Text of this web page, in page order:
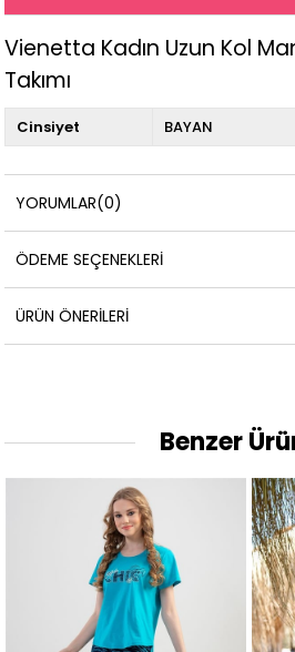
Vienetta Kadın Uzun Kol
Takımı
Cinsiyet BAYAN
YORUMLAR(0)
ÖDEME SEÇENEKLERI
ÜRÜN ÖNERILERI
Benzer